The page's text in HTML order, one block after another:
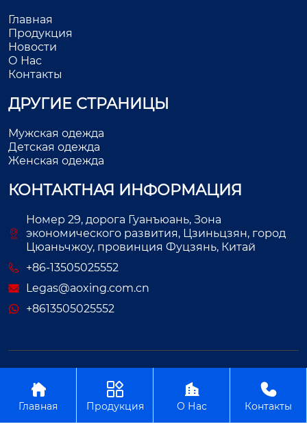
Главная
Продукция
Новости
О Нас
Контакты
ДРУГИЕ СТРАНИЦЫ
Мужская одежда
Детская одежда
Женская одежда
КОНТАКТНАЯ ИНФОРМАЦИЯ
Номер 29, дорога Гуанъюань, Зона
экономического развития, Цзиньцзян, город
Цюаньчжоу, провинция Фуцзянь, Китай
+86-13505025552
Legas@aoxing.com.cn
+8613505025552

Главная

Продукция

О Нас

Контакты